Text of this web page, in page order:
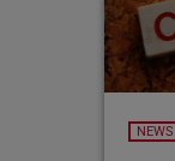
NEWS